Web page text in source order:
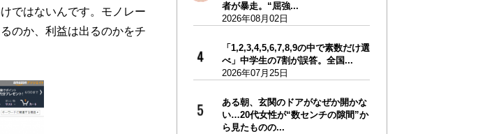
ではないんです。モノレー
のか、利益は出るのかをチ
者が暴走。“屈強...
2026年08月02日
「1,2,3,4,5,6,7,8,9の中で素数だけ選
べ」中学生の7割が誤答。全国...
2026年07月25日
ある朝、玄関のドアがなぜか開かな
い…20代女性が“数センチの隙間”か
ら見たものの...